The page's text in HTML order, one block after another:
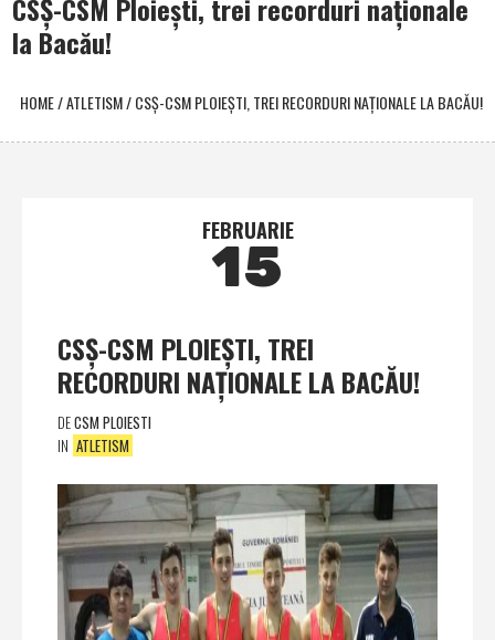
CSŞ-CSM Ploieşti, trei recorduri naţionale
la Bacău!
HOME/ATLETISM/CSŞ-CSM PLOIEŞTI, TREI RECORDURI NAŢIONALE LA BACĂU!
FEBRUARIE
15
CSŞ-CSM PLOIEŞTI, TREI
RECORDURI NAŢIONALE LA BACĂU!
DECSM PLOIESTI
IN ATLETISM